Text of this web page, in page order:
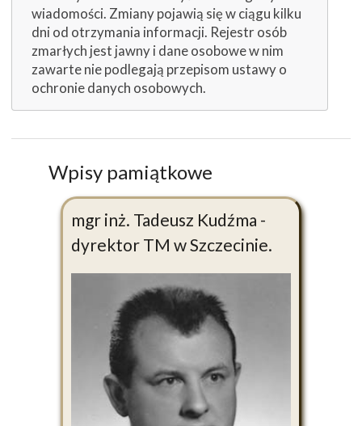
wiadomości. Zmiany pojawią się w ciągu kilku
dni od otrzymania informacji. Rejestr osób
zmarłych jest jawny i dane osobowe w nim
zawarte nie podlegają przepisom ustawy o
ochronie danych osobowych.
Wpisy pamiątkowe
mgr inż. Tadeusz Kudźma -
dyrektor TM w Szczecinie.